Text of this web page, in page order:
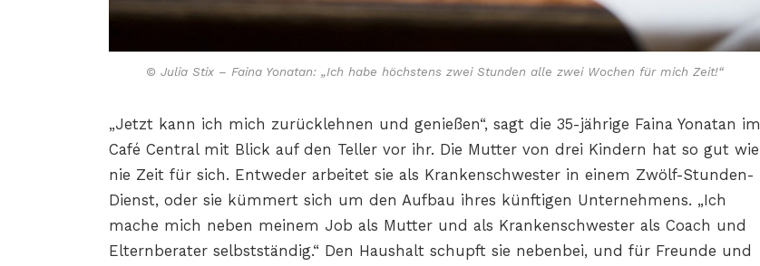
© Julia Stix – Faina Yonatan: „Ich habe höchstens zwei Stunden alle zwei Wochen für mich Zeit!“
„Jetzt kann ich mich zurücklehnen und genießen“, sagt die 35-jährige Faina Yonatan im
Café Central mit Blick auf den Teller vor ihr. Die Mutter von drei Kindern hat so gut wie
nie Zeit für sich. Entweder arbeitet sie als Krankenschwester in einem Zwölf-Stunden-
Dienst, oder sie kümmert sich um den Aufbau ihres künftigen Unternehmens. „Ich
mache mich neben meinem Job als Mutter und als Krankenschwester als Coach und
Elternberater selbstständig.“ Den Haushalt schupft sie nebenbei, und für Freunde und